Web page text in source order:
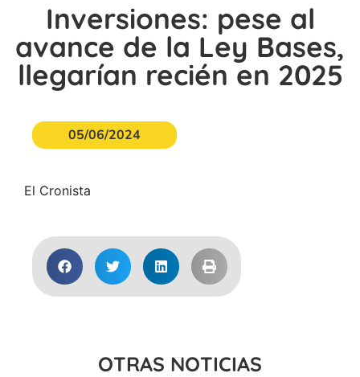
Inversiones: pese al
avance de la Ley Bases,
llegarían recién en 2025
05/06/2024
El Cronista
OTRAS NOTICIAS